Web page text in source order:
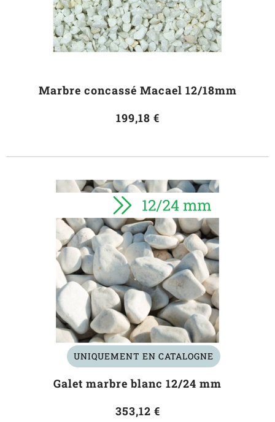
Marbre concassé Macael 12/18mm
199,18 €
UNIQUEMENT EN CATALOGNE
Galet marbre blanc 12/24 mm
353,12 €